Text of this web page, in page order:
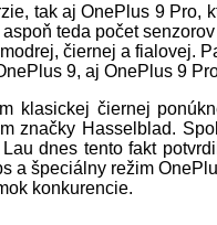
tak aj OnePlus 9
teda počet
čiernej a fialovej.
9, aj OnePlus 9
klasickej čiernej
značky Hasselblad.
dnes tento fakt
špeciálny režim
konkurencie.